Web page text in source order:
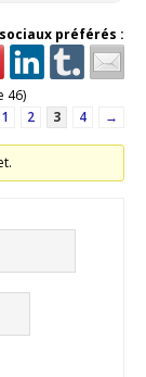
préférés :
46)
1 2 3 4 →